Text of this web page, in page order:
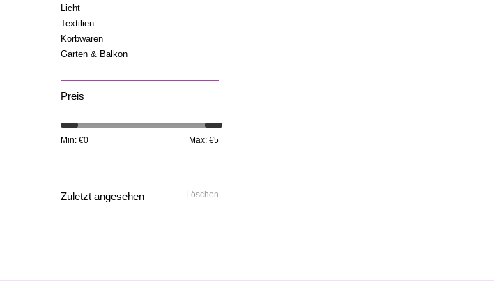
Licht
Textilien
Korbwaren
Garten & Balkon
Preis
Min: €0 Max: €5
Zuletzt angesehen Löschen